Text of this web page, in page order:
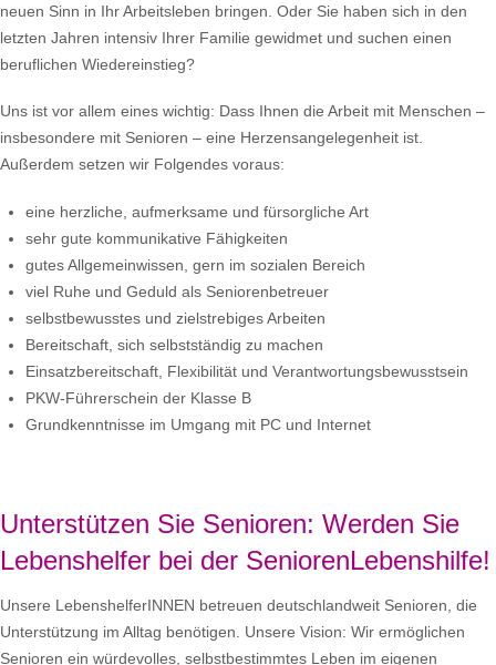
neuen Sinn in Ihr Arbeitsleben bringen. Oder Sie haben sich in den
letzten Jahren intensiv Ihrer Familie gewidmet und suchen einen
beruflichen Wiedereinstieg?
Uns ist vor allem eines wichtig: Dass Ihnen die Arbeit mit Menschen –
insbesondere mit Senioren – eine Herzensangelegenheit ist.
Außerdem setzen wir Folgendes voraus:
eine herzliche, aufmerksame und fürsorgliche Art
sehr gute kommunikative Fähigkeiten
gutes Allgemeinwissen, gern im sozialen Bereich
viel Ruhe und Geduld als Seniorenbetreuer
selbstbewusstes und zielstrebiges Arbeiten
Bereitschaft, sich selbstständig zu machen
Einsatzbereitschaft, Flexibilität und Verantwortungsbewusstsein
PKW-Führerschein der Klasse B
Grundkenntnisse im Umgang mit PC und Internet
Unterstützen Sie Senioren: Werden Sie
Lebenshelfer bei der SeniorenLebenshilfe!
Unsere LebenshelferINNEN betreuen deutschlandweit Senioren, die
Unterstützung im Alltag benötigen. Unsere Vision: Wir ermöglichen
Senioren ein würdevolles, selbstbestimmtes Leben im eigenen